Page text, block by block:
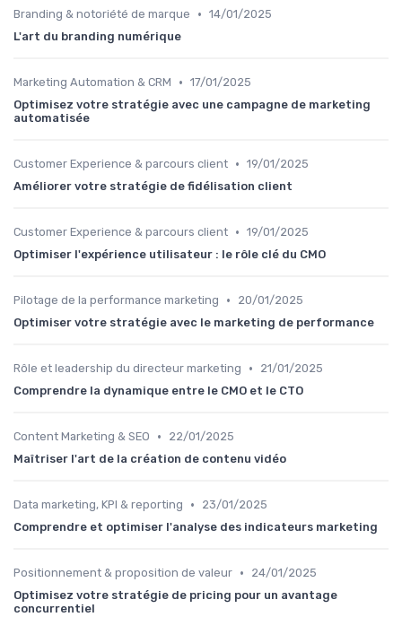
Branding & notoriété de marque • 14/01/2025
L'art du branding numérique
Marketing Automation & CRM • 17/01/2025
Optimisez votre stratégie avec une campagne de marketing
automatisée
Customer Experience & parcours client • 19/01/2025
Améliorer votre stratégie de fidélisation client
Customer Experience & parcours client • 19/01/2025
Optimiser l'expérience utilisateur : le rôle clé du CMO
Pilotage de la performance marketing •
20/01/2025
Optimiser votre stratégie avec le marketing de performance
Rôle et leadership du directeur marketing •
21/01/2025
Comprendre la dynamique entre le CMO et le CTO
Content Marketing & SEO •
22/01/2025
Maîtriser l'art de la création de contenu vidéo
Data marketing, KPI & reporting •
23/01/2025
Comprendre et optimiser l'analyse des indicateurs marketing
Positionnement & proposition de valeur •
24/01/2025
Optimisez votre stratégie de pricing pour un avantage
concurrentiel